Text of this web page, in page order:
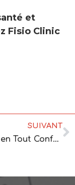
et
Fisio Clinic
SUIVANT
Marcher en Tout Confort grâce au Traitement Podologique